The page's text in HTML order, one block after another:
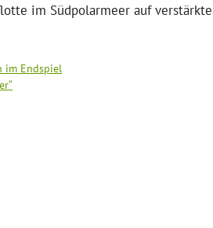
im Südpolarmeer auf
im Endspiel